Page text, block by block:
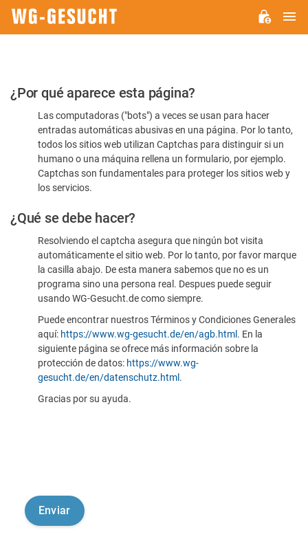
Por
favor,
confirme
humano
¿Por qué aparece esta página?
Las computadoras ("bots") a veces se usan para hacer
entradas automáticas abusivas en una página. Por lo tanto,
todos los sitios web utilizan Captchas para distinguir si un
humano o una máquina rellena un formulario, por ejemplo.
Captchas son fundamentales para proteger los sitios web y
los servicios.
¿Qué se debe hacer?
Resolviendo el captcha asegura que ningún bot visita
automáticamente el sitio web. Por lo tanto, por favor marque
la casilla abajo. De esta manera sabemos que no es un
programa sino una persona real. Despues puede seguir
usando WG-Gesucht.de como siempre.
Puede encontrar nuestros Términos y Condiciones Generales
aquí: https://www.wg-gesucht.de/en/agb.html . En la
siguiente página se ofrece más información sobre la
protección de datos: https://www.wg-
gesucht.de/en/datenschutz.html .
Gracias por su ayuda.